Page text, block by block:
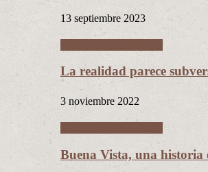
13 septiembre 2023
La realidad parece
3 noviembre 2022
Buena Vista, una